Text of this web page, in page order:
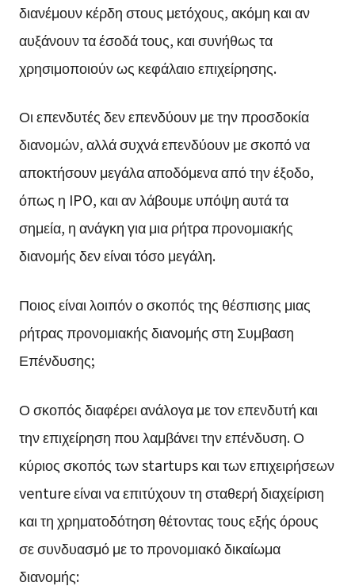
διανέμουν κέρδη στους μετόχους, ακόμη και αν
αυξάνουν τα έσοδά τους, και συνήθως τα
χρησιμοποιούν ως κεφάλαιο επιχείρησης.
Οι επενδυτές δεν επενδύουν με την προσδοκία
διανομών, αλλά συχνά επενδύουν με σκοπό να
αποκτήσουν μεγάλα αποδόμενα από την έξοδο,
όπως η IPO, και αν λάβουμε υπόψη αυτά τα
σημεία, η ανάγκη για μια ρήτρα προνομιακής
διανομής δεν είναι τόσο μεγάλη.
Ποιος είναι λοιπόν ο σκοπός της θέσπισης μιας
ρήτρας προνομιακής διανομής στη Συμβαση
Επένδυσης;
Ο σκοπός διαφέρει ανάλογα με τον επενδυτή και
την επιχείρηση που λαμβάνει την επένδυση. Ο
κύριος σκοπός των startups και των επιχειρήσεων
venture είναι να επιτύχουν τη σταθερή διαχείριση
και τη χρηματοδότηση θέτοντας τους εξής όρους
σε συνδυασμό με το προνομιακό δικαίωμα
διανομής: